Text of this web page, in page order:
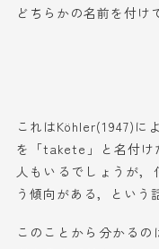
どちらかの名前を付け
これはKöhler(1947)に
を「takete」と名付け
人もいるでしょうが
う傾向がある，という
このことから分かるの